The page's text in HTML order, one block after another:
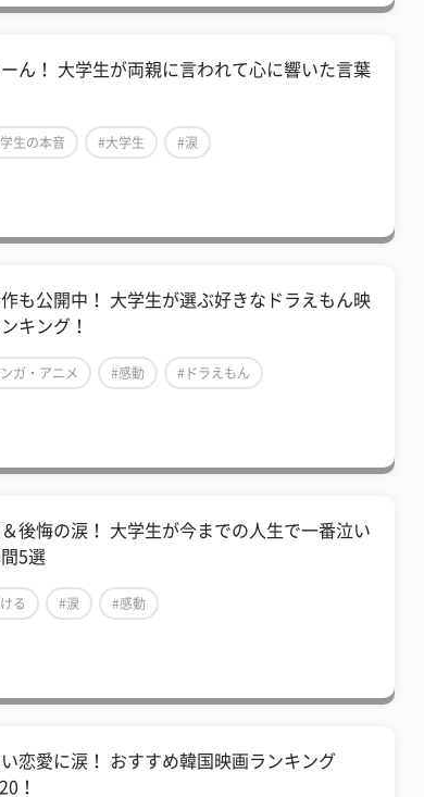
ーん！ 大学生が両親に言われて心に響いた言葉
生の本音 #大学生 #涙
も公開中！ 大学生が選ぶ好きなドラえもん映
キング！
ガ・アニメ #感動 #ドラえもん
後悔の涙！ 大学生が今までの人生で一番泣い
5選
る #涙 #感動
恋愛に涙！ おすすめ韓国映画ランキング
！